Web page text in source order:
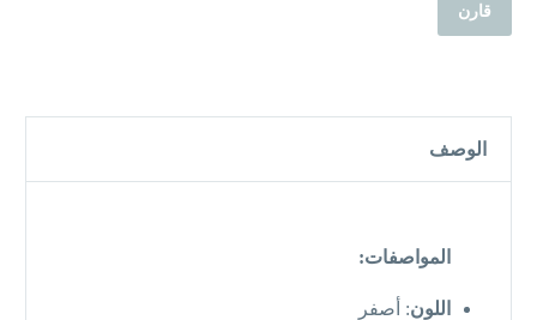
قارن
الوصف
المواصفات:
اللون: أصفر